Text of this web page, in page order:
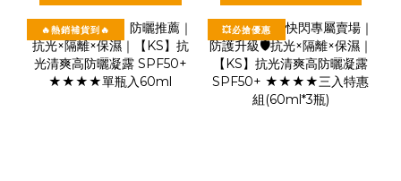
舒緩凝膠150ml*1)
🔥熱銷補貨到🔥 💥必搶優惠